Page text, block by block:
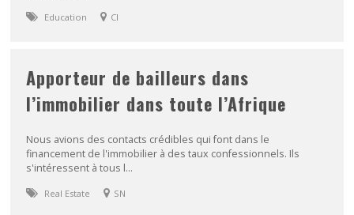
Education CI
Apporteur de bailleurs dans
l’immobilier dans toute l’Afrique
Nous avions des contacts crédibles qui font dans le
financement de l'immobilier à des taux confessionnels. Ils
s'intéressent à tous l...
Real Estate SN